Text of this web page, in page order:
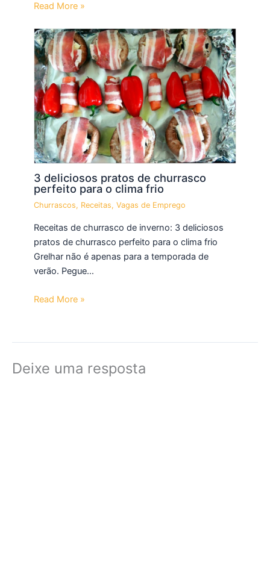
Read More »
3 deliciosos pratos de churrasco
perfeito para o clima frio
Churrascos, Receitas,Vagas de Emprego
Receitas de churrasco de inverno: 3 deliciosos
pratos de churrasco perfeito para o clima frio
Grelhar não é apenas para a temporada de
verão. Pegue…
Read More »
Deixe uma resposta